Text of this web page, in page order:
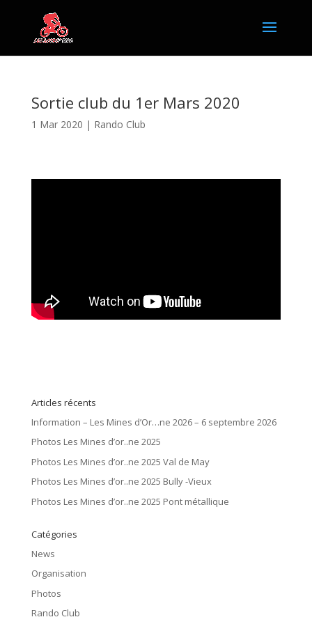
Sortie club du 1er Mars 2020
1 Mar 2020 | Rando Club
Articles récents
Information – Les Mines d’Or…ne 2026 – 6 septembre 2026
Photos Les Mines d’or..ne 2025
Photos Les Mines d’or..ne 2025 Val de May
Photos Les Mines d’or..ne 2025 Bully -Vieux
Photos Les Mines d’or..ne 2025 Pont métallique
Catégories
News
Organisation
Photos
Rando Club